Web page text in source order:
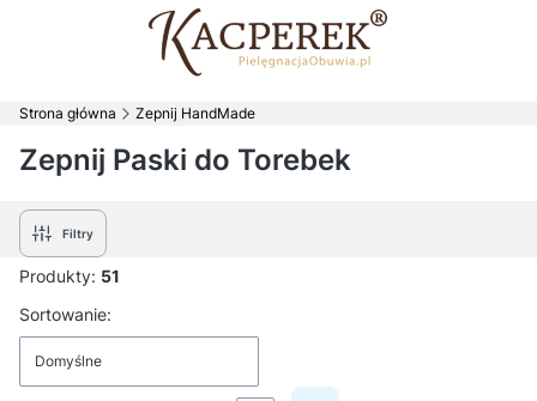
Strona główna Zepnij HandMade
Zepnij Paski do Torebek
Filtry
Produkty: 51
Lista produktów
Sortowanie:
Domyślne